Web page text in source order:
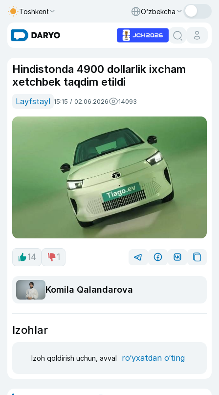
Toshkent O‘zbekcha
Hindistonda 4900 dollarlik ixcham
xetchbek taqdim etildi
Layfstayl 15:15 / 02.06.2026 14093
14 1
Komila Qalandarova
Izohlar
Izoh qoldirish uchun, avval ro‘yxatdan o‘ting